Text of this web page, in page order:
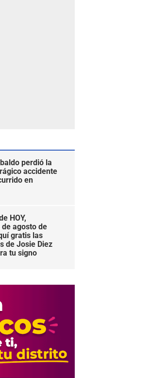
perdió la
accidente
en
HOY,
agosto de
gratis las
de Josie Diez
tu signo